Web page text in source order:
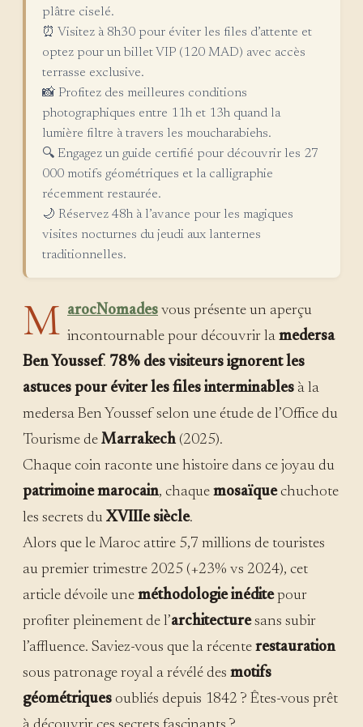
plâtre ciselé.
⏰ Visitez à 8h30 pour éviter les files d’attente et
optez pour un billet VIP (120 MAD) avec accès
terrasse exclusive.
📸 Profitez des meilleures conditions
photographiques entre 11h et 13h quand la
lumière filtre à travers les moucharabiehs.
🔍 Engagez un guide certifié pour découvrir les 27
000 motifs géométriques et la calligraphie
récemment restaurée.
🌙 Réservez 48h à l’avance pour les magiques
visites nocturnes du jeudi aux lanternes
traditionnelles.
M arocNomades vous présente un aperçu
incontournable pour découvrir la medersa
Ben Youssef. 78% des visiteurs ignorent les
astuces pour éviter les files interminables à la
medersa Ben Youssef selon une étude de l’Office du
Tourisme de Marrakech(2025).
Chaque coin raconte une histoire dans ce joyau du
patrimoine marocain, chaque mosaïquechuchote
les secrets du XVIIIe siècle.
Alors que le Maroc attire 5,7 millions de touristes
au premier trimestre 2025 (+23% vs 2024), cet
article dévoile une méthodologie inéditepour
profiter pleinement de l’architecturesans subir
l’affluence. Saviez-vous que la récente restauration
sous patronage royal a révélé des motifs
géométriques oubliés depuis 1842 ? Êtes-vous prêt